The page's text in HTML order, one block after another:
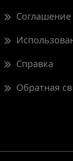
Соглашение
Справка
Обратная